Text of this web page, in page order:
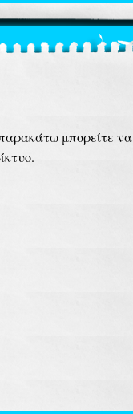
μπορείτε να